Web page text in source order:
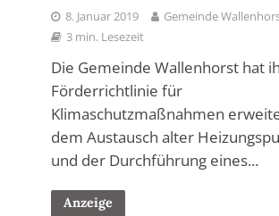
8. Januar 2019
Gemeinde
3 min. Lesezeit
Die Gemeinde Wallenhorst hat
Förderrichtlinie für
Klimaschutzmaßnahmen
dem Austausch alter
und der Durchführung eines...
Anzeige